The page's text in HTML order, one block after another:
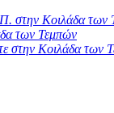
στην Κοιλάδα των
των Τεμπών
στην Κοιλάδα των